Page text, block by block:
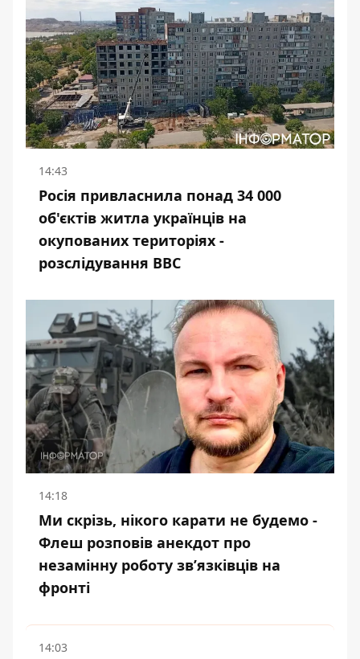
14:43
Росія привласнила понад 34 000
об'єктів житла українців на
окупованих територіях -
розслідування BBC
14:18
Ми скрізь, нікого карати не будемо -
Флеш розповів анекдот про
незамінну роботу зв’язківців на
фронті
14:03